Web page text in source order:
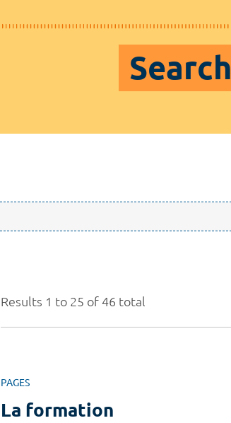
Search
Results 1 to 25 of 46 total
PAGES
La formation